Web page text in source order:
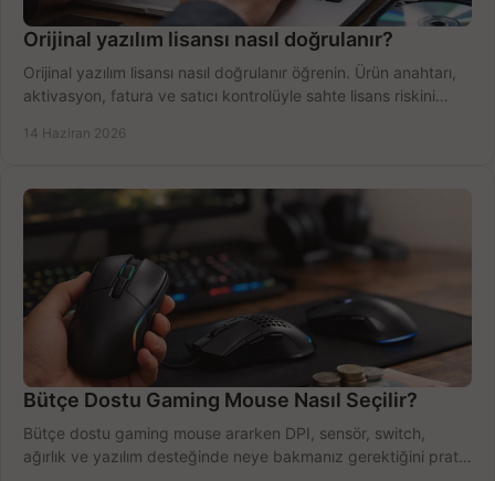
Orijinal yazılım lisansı nasıl doğrulanır?
Orijinal yazılım lisansı nasıl doğrulanır öğrenin. Ürün anahtarı,
aktivasyon, fatura ve satıcı kontrolüyle sahte lisans riskini
14 Haziran 2026
Bütçe Dostu Gaming Mouse Nasıl Seçilir?
Bütçe dostu gaming mouse ararken DPI, sensör, switch,
ağırlık ve yazılım desteğinde neye bakmanız gerektiğini pratik